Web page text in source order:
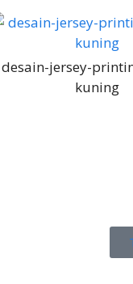
desain-jersey-
kuning